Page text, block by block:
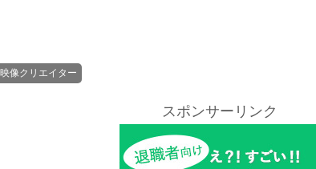
映像クリエイター
スポンサーリンク